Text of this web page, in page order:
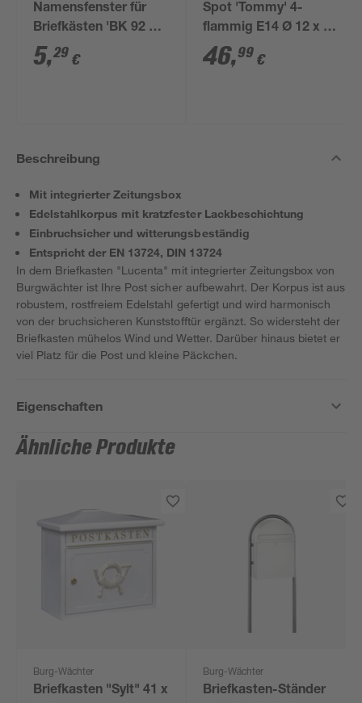
Namensfenster für
Briefkästen 'BK 92 F
SB' 7,4 x 2,2 cm 2
Stück
5,29 €
Spot 'Tommy' 4-
flammig E14 Ø 12 x 70
x 19 x 17,6 cm
46,99 €
Beschreibung
Mit integrierter Zeitungsbox
Edelstahlkorpus mit kratzfester Lackbeschichtung
Einbruchsicher und witterungsbeständig
Entspricht der EN 13724, DIN 13724
In dem Briefkasten "Lucenta" mit integrierter Zeitungsbox von
Burgwächter ist Ihre Post sicher aufbewahrt. Der Korpus ist aus
robustem, rostfreiem Edelstahl gefertigt und wird harmonisch
von der bruchsicheren Kunststofftür ergänzt. So widersteht der
Briefkasten mühelos Wind und Wetter. Darüber hinaus bietet er
viel Platz für die Post und kleine Päckchen.
Eigenschaften
Ähnliche Produkte
Burg-Wächter
Briefkasten "Sylt" 41 x
Burg-Wächter
Briefkasten-Ständer